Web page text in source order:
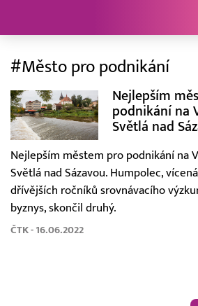
#Město pro podnikání
Nejlepším
podnikání na
Světlá nad
Nejlepším městem pro podnikání na
Světlá nad Sázavou. Humpolec,
dřívějších ročníků srovnávacího
byznys, skončil druhý.
ČTK - 16.06.2022